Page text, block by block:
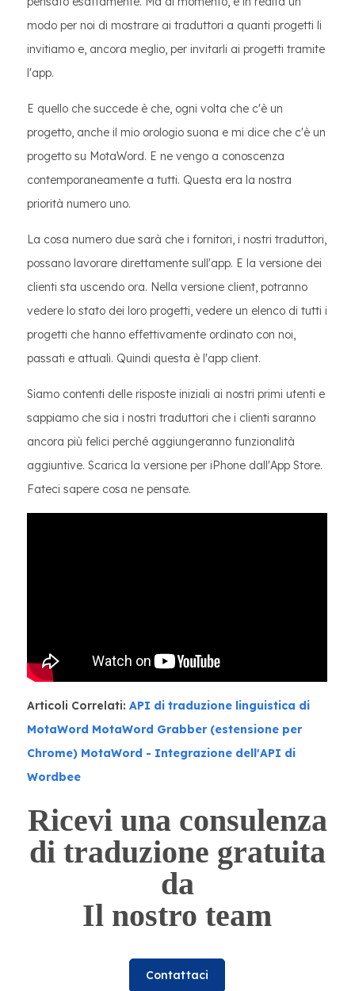
modo per noi di mostrare ai traduttori a quanti progetti li
invitiamo e, ancora meglio, per invitarli ai progetti tramite
l'app.
E quello che succede è che, ogni volta che c'è un
progetto, anche il mio orologio suona e mi dice che c'è un
progetto su MotaWord. E ne vengo a conoscenza
contemporaneamente a tutti. Questa era la nostra
priorità numero uno.
La cosa numero due sarà che i fornitori, i nostri traduttori,
possano lavorare direttamente sull'app. E la versione dei
clienti sta uscendo ora. Nella versione client, potranno
vedere lo stato dei loro progetti, vedere un elenco di tutti i
progetti che hanno effettivamente ordinato con noi,
passati e attuali. Quindi questa è l'app client.
Siamo contenti delle risposte iniziali ai nostri primi utenti e
sappiamo che sia i nostri traduttori che i clienti saranno
ancora più felici perché aggiungeranno funzionalità
aggiuntive. Scarica la versione per iPhone dall'App Store.
Fateci sapere cosa ne pensate.
Articoli Correlati: API di traduzione linguistica di
MotaWord MotaWord Grabber (estensione per
Chrome) MotaWord - Integrazione dell'API di
Wordbee
Ricevi una consulenza
di traduzione gratuita
da
Il nostro team
Contattaci